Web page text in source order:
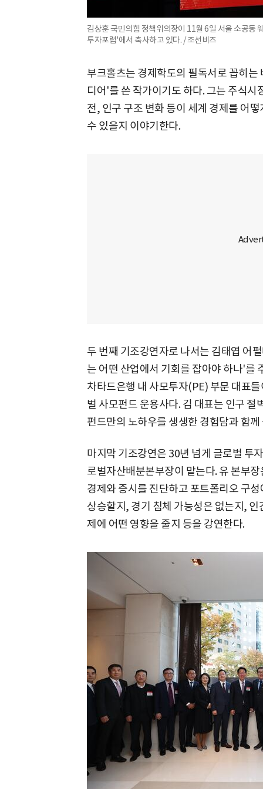
김상훈 국민의힘 정책위의장이 11월 6일 서울 소공
투자포럼'에서 축사하고 있다. / 조선비즈
부크홀츠는 경제학도의 필독서로 꼽히
디어'를 쓴 작가이기도 하다. 그는 주식
전, 인구 구조 변화 등이 세계 경제를 어
수 있을지 이야기한다.
두 번째 기조강연자로 나서는 김태엽 어
는 어떤 산업에서 기회를 잡아야 하나'를
차타드은행 내 사모투자(PE) 부문 대표
벌 사모펀드 운용사다. 김 대표는 인구
펀드만의 노하우를 생생한 경험담과 함
마지막 기조강연은 30년 넘게 글로벌 투
로벌자산배분본부장이 맡는다. 유 본부
경제와 증시를 진단하고 포트폴리오 구
상승할지, 경기 침체 가능성은 없는지,
제에 어떤 영향을 줄지 등을 강연한다.